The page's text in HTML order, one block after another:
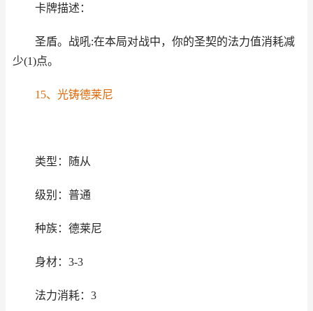
卡牌描述：
圣盾。战吼:在本局对战中，你的圣契的法力值消耗减
少(1)点。
15、光铸德莱尼
类型：随从
级别：普通
种族：德莱尼
身材：3-3
法力消耗：3